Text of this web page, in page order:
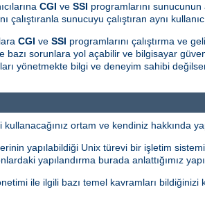
CGI ve SSI programlarını sunucunun
çalıştıranla sunucuyu çalıştıran aynı
CGI ve SSI programlarını çalıştırma ve
bazı sorunlara yol açabilir ve bilgisayar
yönetmekte bilgi ve deneyim sahibi
ortam ve kendiniz hakkında
yapılabildiği Unix türevi bir işletim
yapılandırma burada anlattığımız
ile ilgili bazı temel kavramları bildiğinizi